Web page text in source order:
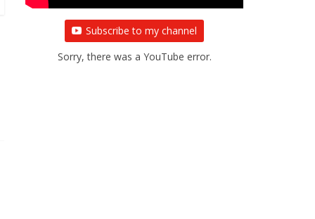
Subscribe to my channel
Sorry, there was a YouTube error.